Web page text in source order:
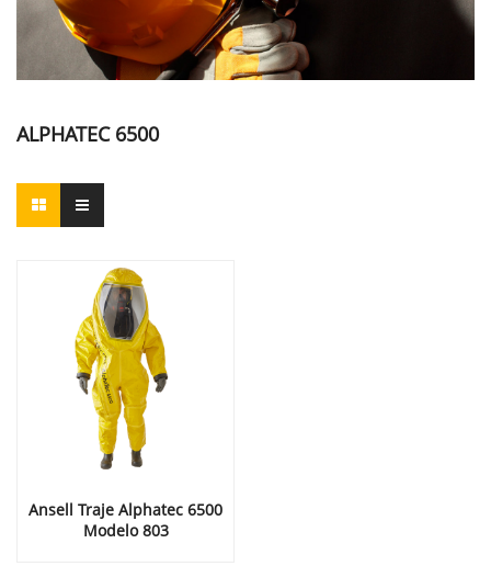
ALPHATEC 6500
Ansell Traje Alphatec 6500
Modelo 803